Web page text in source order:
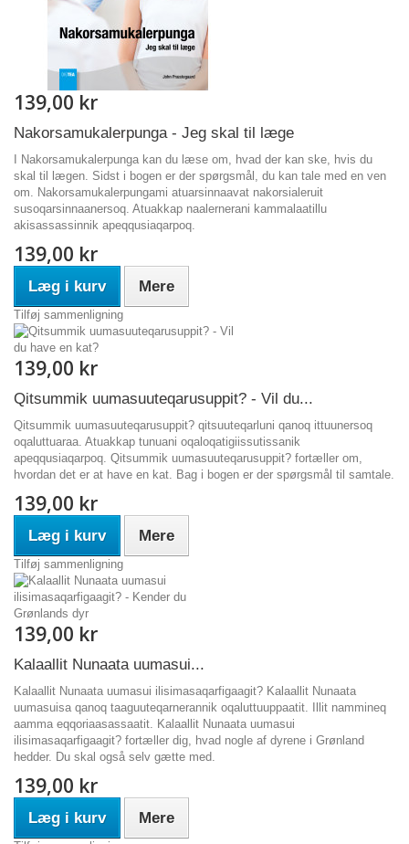
139,00 kr
Nakorsamukalerpunga - Jeg skal til læge
I Nakorsamukalerpunga kan du læse om, hvad der kan ske, hvis du
skal til lægen. Sidst i bogen er der spørgsmål, du kan tale med en ven
om. Nakorsamukalerpungami atuarsinnaavat nakorsialeruit
susoqarsinnaanersoq. Atuakkap naalernerani kammalaatillu
akisassassinnik apeqqusiaqarpoq.
139,00 kr
Læg i kurv Mere
Tilføj sammenligning
139,00 kr
Qitsummik uumasuuteqarusuppit? - Vil du...
Qitsummik uumasuuteqarusuppit? qitsuuteqarluni qanoq ittuunersoq
oqaluttuaraa. Atuakkap tunuani oqaloqatigiissutissanik
apeqqusiaqarpoq. Qitsummik uumasuuteqarusuppit? fortæller om,
hvordan det er at have en kat. Bag i bogen er der spørgsmål til samtale.
139,00 kr
Læg i kurv Mere
Tilføj sammenligning
139,00 kr
Kalaallit Nunaata uumasui...
Kalaallit Nunaata uumasui ilisimasaqarfigaagit? Kalaallit Nunaata
uumasuisa qanoq taaguuteqarnerannik oqaluttuuppaatit. Illit nammineq
aamma eqqoriaasassaatit. Kalaallit Nunaata uumasui
ilisimasaqarfigaagit? fortæller dig, hvad nogle af dyrene i Grønland
hedder. Du skal også selv gætte med.
139,00 kr
Læg i kurv Mere